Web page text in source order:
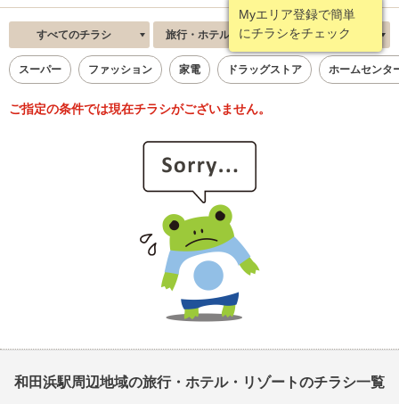
Myエリア登録で簡単
にチラシをチェック
すべてのチラシ 旅行・ホテル・リゾート 新着順
スーパー ファッション 家電 ドラッグストア ホームセンタ
ご指定の条件では現在チラシがございません。
和田浜駅周辺地域の旅行・ホテル・リゾートのチラシ一覧